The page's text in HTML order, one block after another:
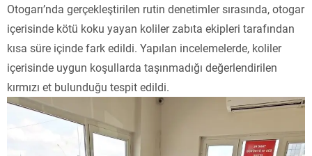
Otogarı’nda gerçekleştirilen rutin denetimler sırasında, otogar
içerisinde kötü koku yayan koliler zabıta ekipleri tarafından
kısa süre içinde fark edildi. Yapılan incelemelerde, koliler
içerisinde uygun koşullarda taşınmadığı değerlendirilen
kırmızı et bulunduğu tespit edildi.